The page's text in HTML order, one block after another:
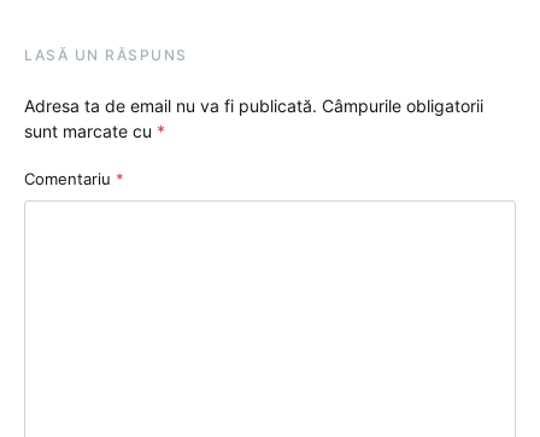
LASĂ UN RĂSPUNS
Adresa ta de email nu va fi publicată. Câmpurile obligatorii
sunt marcate cu *
Comentariu *